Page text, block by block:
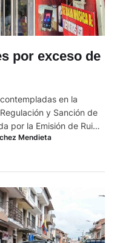
por exceso de
en la
y Sanción de
por la Emisión de Ruido
El concejo aprobó
2024 y, hasta ahora,
Mendieta